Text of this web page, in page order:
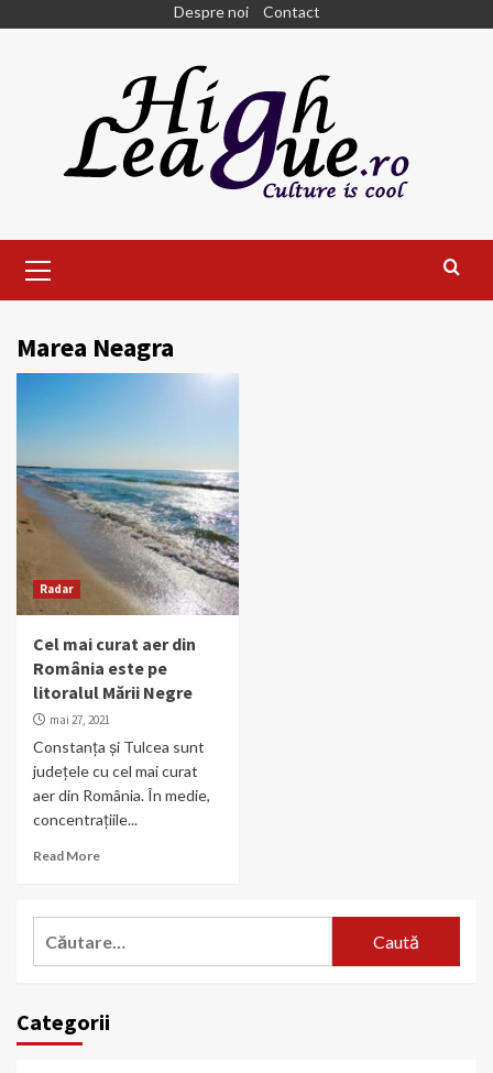
Despre noi Contact
Menu
Marea Neagra
Radar
Cel mai curat aer din
România este pe
litoralul Mării Negre
mai 27, 2021
Constanța și Tulcea sunt
județele cu cel mai curat
aer din România. În medie,
concentrațiile...
Read More
Categorii